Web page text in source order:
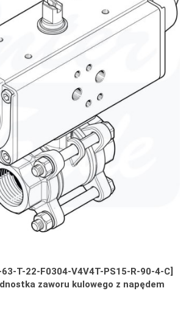
T-22-F0304-V4V4T-PS15-R-90-4-C]
zaworu kulowego z napędem